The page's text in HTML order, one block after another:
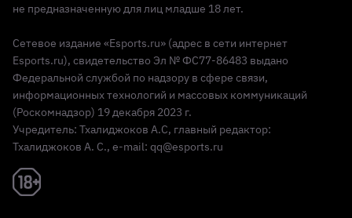
Реклама 18+
не предназначенную для лиц младше 18 лет.
Сетевое издание «Esports.ru» (адрес в сети интернет
Esports.ru), свидетельство Эл № ФС77-86483 выдано
Федеральной службой по надзору в сфере связи,
информационных технологий и массовых коммуникаций
(Роскомнадзор) 19 декабря 2023 г.
Учредитель: Тхалиджоков А.С, главный редактор:
Тхалиджоков А. С., e-mail: qq@esports.ru